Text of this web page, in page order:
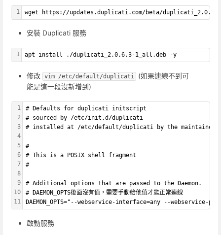
1 wget https://updates.duplicati.com/beta/
安裝 Duplicati 服務
1 apt install ./duplicati_2.0.6.3-1_all.deb -y
修改 vim /etc/default/duplicati
(如果連線不到可
能是這一段沒新增到)
1
2
3
4
5
6
7
8
9
10
11
# Defaults for duplicati initscript
# sourced by /etc/init.d/duplicati
# installed at /etc/default/duplicati by the maintainer
#
# This is a POSIX shell fragment
#
# Additional options that are passed to the Daemon.
# DAEMON_OPTS後面沒有值，需要手動給他值才能正常連線
DAEMON_OPTS="--webservice-interface=any --webservice-
啟動服務